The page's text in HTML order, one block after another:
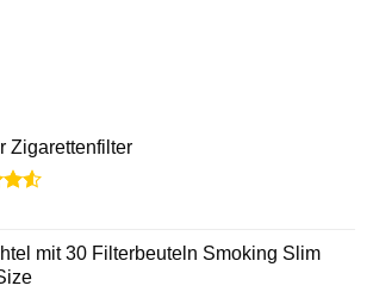
Zigarettenfilter
mit 30 Filterbeuteln Smoking Slim